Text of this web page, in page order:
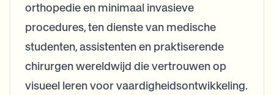
orthopedie en minimaal invasieve
procedures, ten dienste van medische
studenten, assistenten en praktiserende
chirurgen wereldwijd die vertrouwen op
visueel leren voor vaardigheidsontwikkeling.